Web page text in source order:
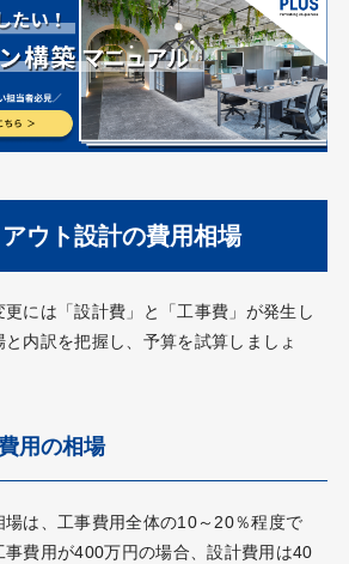
ウト設計の費用相場
には「設計費」と「工事費」が発生し
と内訳を把握し、予算を試算しましょ
用の相場
場は、工事費用全体の10～20％程度で
費用が400万円の場合、設計費用は40